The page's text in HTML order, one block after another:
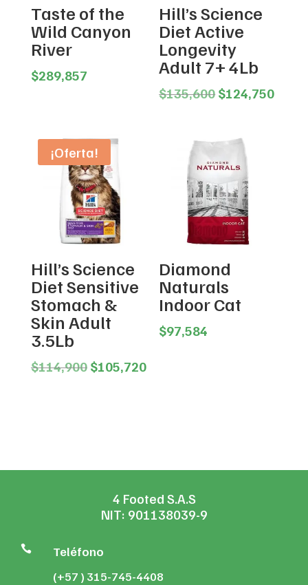
Taste of the
Wild Canyon
River
$289,857
Hill’s Science
Diet Active
Longevity
Adult 7+ 4Lb
$135,600 Original
$135,600.
$124,750
¡Oferta!
Hill’s Science
Diet Sensitive
Stomach &
Skin Adult
3.5Lb
$114,900 Original
$105,720Current
Diamond
Naturals
Indoor Cat
$97,584
4 Footed S.A.S
NIT: 901138039-9
 Teléfono
(+57 ) 315-745-4408